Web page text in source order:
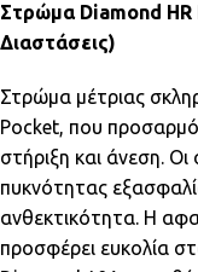
Στρώμα Diamond HR
Διαστάσεις)
Στρώμα μέτριας
Pocket, που
στήριξη και άνεση.
πυκνότητας
ανθεκτικότητα. Η
προσφέρει ευκολία